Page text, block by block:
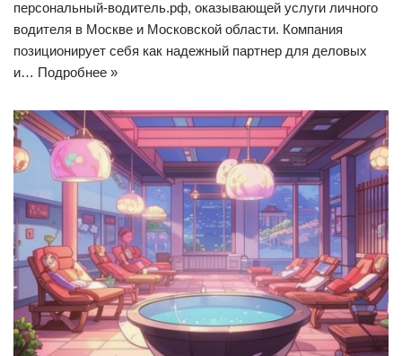
персональный-водитель.рф, оказывающей услуги личного
водителя в Москве и Московской области. Компания
позиционирует себя как надежный партнер для деловых
и… Подробнее »